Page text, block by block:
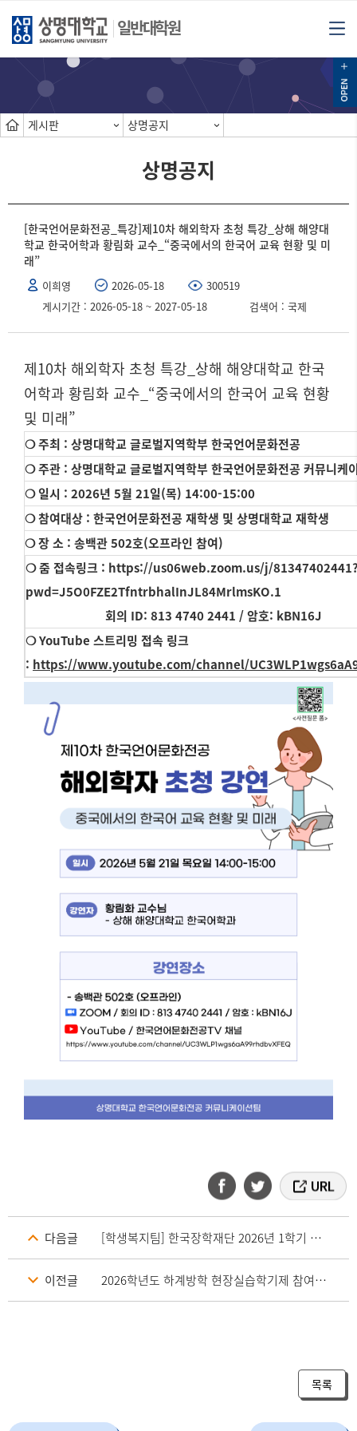
일반대학원
게시판 상명공지
상명공지
[한국언어문화전공_특강]제10차 해외학자 초청 특강_상해 해양대
학교 한국어학과 황림화 교수_“중국에서의 한국어 교육 현황 및 미
래”
이희영 2026-05-18
300519
게시기간 : 2026-05-18 ~ 2027-05-18
검색어 : 국제
제10차 해외학자 초청 특강_상해 해양대학교 한국
어학과 황림화 교수_“중국에서의 한국어 교육 현황
및 미래”
❍ 주최 : 상명대학교 글로벌지역학부 한국언어문화전공
❍ 주관 : 상명대학교 글로벌지역학부 한국언어문화전공 커뮤니케
❍ 일시 : 2026년 5월 21일(목) 14:00-15:00
❍ 참여대상 : 한국언어문화전공 재학생 및 상명대학교 재학생
❍ 장 소 : 송백관 502호(오프라인 참여)
❍ 줌 접속링크 : https://us06web.zoom.us/j/
pwd=J5O0FZE2TfntrbhalInJL84MrlmsKO.1
회의 ID: 813 4740 2441 / 암호: kBN16J
❍ YouTube 스트리밍 접속 링크
: https://www.youtube.com/channel/
다음글 [학생복지팀] 한국장학재단 2026년 1학기 국가장학금Ⅰ유형(다자녀장학금 포함) 지급 안내_재단 5월 7일 지급실행분
이전글 2026학년도 하계방학 현장실습학기제 참여자 모집 (펄어비스)
목록